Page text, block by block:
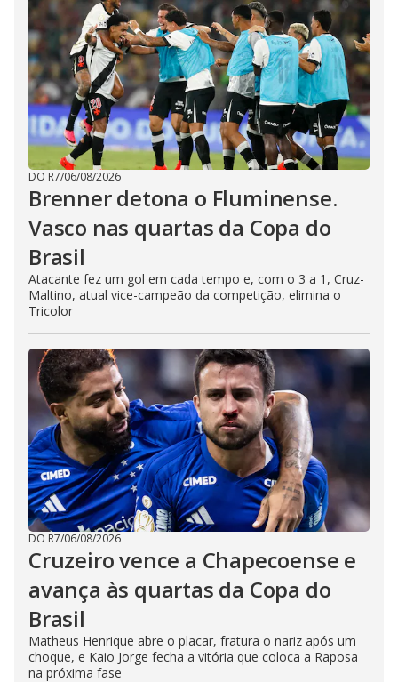
DO R7/06/08/2026
Brenner detona o Fluminense.
Vasco nas quartas da Copa do
Brasil
Atacante fez um gol em cada tempo e, com o 3 a 1, Cruz-
Maltino, atual vice-campeão da competição, elimina o
Tricolor
DO R7/06/08/2026
Cruzeiro vence a Chapecoense e
avança às quartas da Copa do
Brasil
Matheus Henrique abre o placar, fratura o nariz após um
choque, e Kaio Jorge fecha a vitória que coloca a Raposa
na próxima fase